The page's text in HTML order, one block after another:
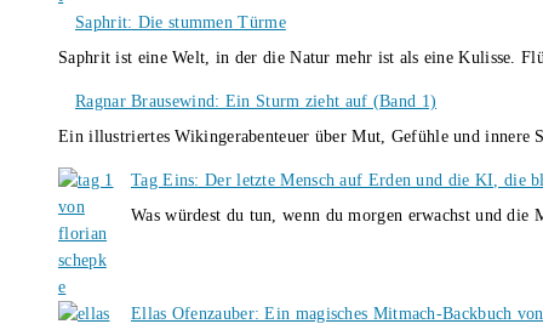
Saphrit: Die stummen Türme
Saphrit ist eine Welt, in der die Natur mehr ist als eine Kulisse.
Ragnar Brausewind: Ein Sturm zieht auf (Band 1)
Ein illustriertes Wikingerabenteuer über Mut, Gefühle und
Tag Eins: Der letzte Mensch auf Erden und die KI, die
Was würdest du tun, wenn du morgen erwachst und
Ellas Ofenzauber: Ein magisches Mitmach-Backbuch